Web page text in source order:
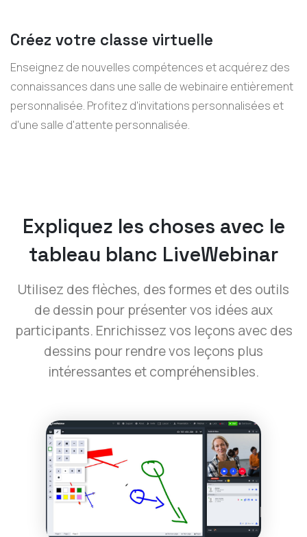
Créez votre classe virtuelle
Enseignez de nouvelles compétences et acquérez des
connaissances dans une salle de webinaire entièrement
personnalisée. Profitez d'invitations personnalisées et
d'une salle d'attente personnalisée.
Expliquez les choses avec le
tableau blanc LiveWebinar
Utilisez des flèches, des formes et des outils
de dessin pour présenter vos idées aux
participants. Enrichissez vos leçons avec des
dessins pour rendre vos leçons plus
intéressantes et compréhensibles.